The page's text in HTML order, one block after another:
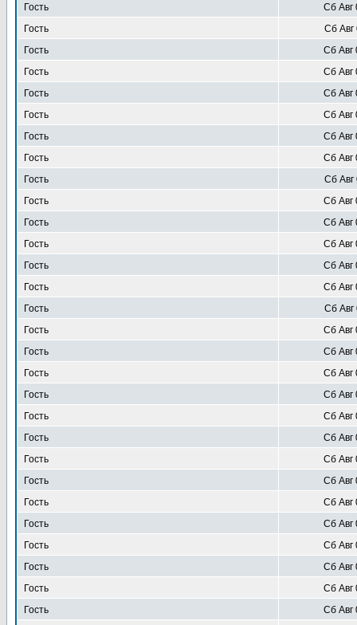
Гость
Сб Авг
Гость
Сб Авг
Гость
Сб Авг
Гость
Сб Авг
Гость
Сб Авг
Гость
Сб Авг
Гость
Сб Авг
Гость
Сб Авг
Гость
Сб Авг
Гость
Сб Авг
Гость
Сб Авг
Гость
Сб Авг
Гость
Сб Авг
Гость
Сб Авг
Гость
Сб Авг
Гость
Сб Авг
Гость
Сб Авг
Гость
Сб Авг
Гость
Сб Авг
Гость
Сб Авг
Гость
Сб Авг
Гость
Сб Авг
Гость
Сб Авг
Гость
Сб Авг
Гость
Сб Авг
Гость
Сб Авг
Гость
Сб Авг
Гость
Сб Авг
Гость
Сб Авг